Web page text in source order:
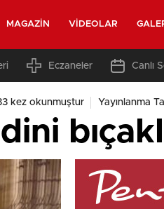
MAGAZIN VIDEOLAR
Eczaneler Canlı
kez okunmuştur Yayınlanma